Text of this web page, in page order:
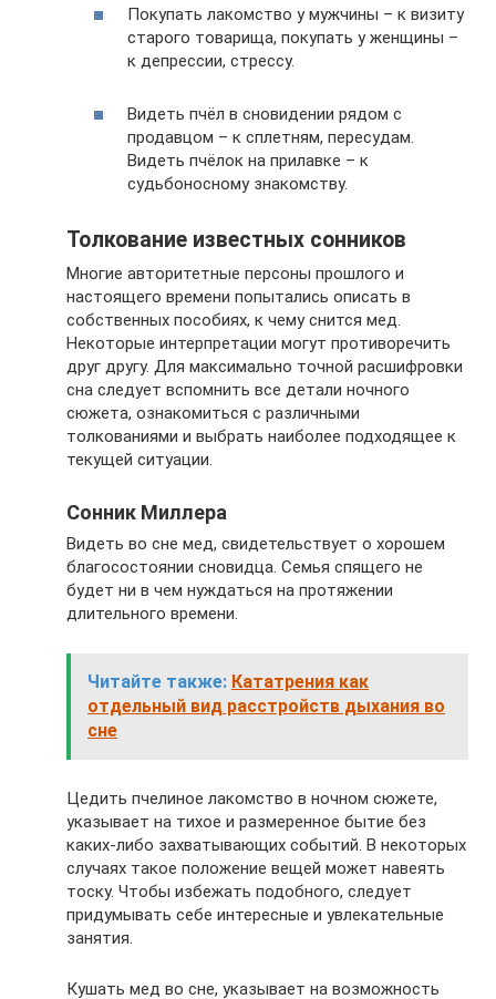
Покупать лакомство у мужчины – к визиту
старого товарища, покупать у женщины –
к депрессии, стрессу.
Видеть пчёл в сновидении рядом с
продавцом – к сплетням, пересудам.
Видеть пчёлок на прилавке – к
судьбоносному знакомству.
Толкование известных сонников
Многие авторитетные персоны прошлого и
настоящего времени попытались описать в
собственных пособиях, к чему снится мед.
Некоторые интерпретации могут противоречить
друг другу. Для максимально точной расшифровки
сна следует вспомнить все детали ночного
сюжета, ознакомиться с различными
толкованиями и выбрать наиболее подходящее к
текущей ситуации.
Сонник Миллера
Видеть во сне мед, свидетельствует о хорошем
благосостоянии сновидца. Семья спящего не
будет ни в чем нуждаться на протяжении
длительного времени.
Читайте также: Кататрения как
отдельный вид расстройств дыхания во
сне
Цедить пчелиное лакомство в ночном сюжете,
указывает на тихое и размеренное бытие без
каких-либо захватывающих событий. В некоторых
случаях такое положение вещей может навеять
тоску. Чтобы избежать подобного, следует
придумывать себе интересные и увлекательные
занятия.
Кушать мед во сне, указывает на возможность